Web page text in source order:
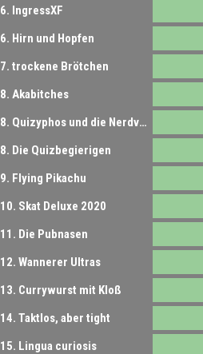
6. IngressXF
6. Hirn und Hopfen
7. trockene Brötchen
8. Akabitches
8. Quizyphos und die Nerdverstärkung
8. Die Quizbegierigen
9. Flying Pikachu
10. Skat Deluxe 2020
11. Die Pubnasen
12. Wannerer Ultras
13. Currywurst mit Kloß
14. Taktlos, aber tight
15. Lingua curiosis